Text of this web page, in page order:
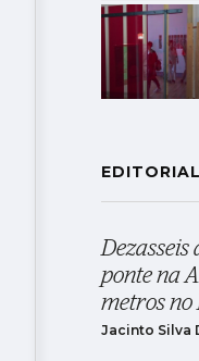
EDITORIAL
ponte na
metros no
Jacinto Silva